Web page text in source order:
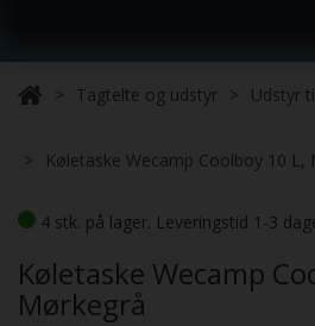
Tagtelte og udstyr Udstyr
Køletaske Wecamp Coolboy 10 L,
4 stk. på lager. Leveringstid 1-3
Køletaske Wecamp
Mørkegrå